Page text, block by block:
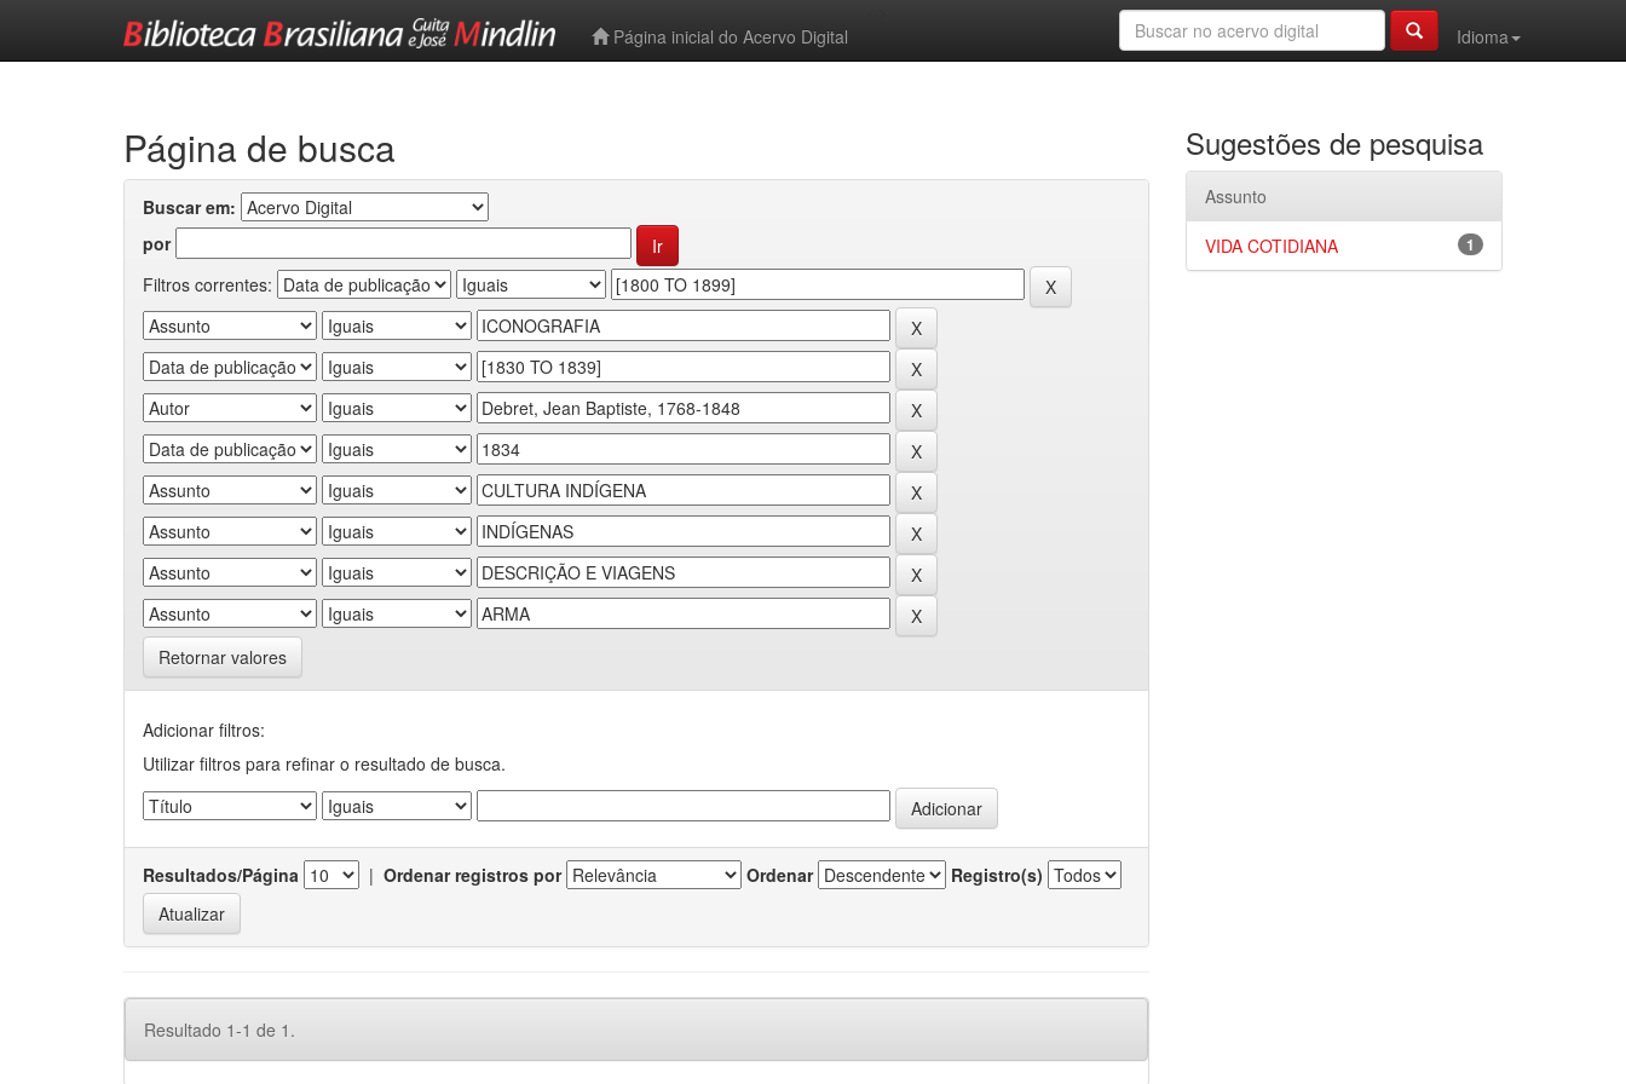
Página inicial do Acervo Digital
Idioma
Página de busca
Buscar em:
por
Filtros correntes:
Retornar valores
Adicionar filtros:
Utilizar filtros para refinar o resultado de busca.
Resultados/Página | Ordenar registros por Ordenar Registro(s)
Resultado 1-1 de 1.
Sugestões de pesquisa
Assunto
1
VIDA COTIDIANA